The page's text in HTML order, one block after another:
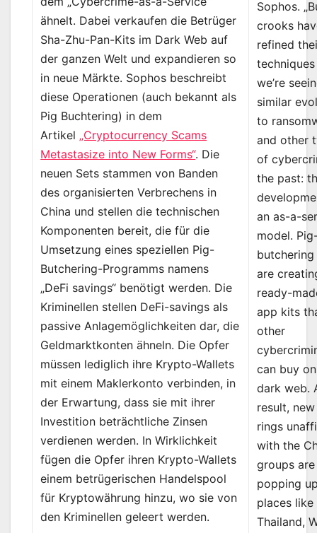
ähnelt. Dabei verkaufen die Betrüger
Sha-Zhu-Pan-Kits im Dark Web auf
der ganzen Welt und expandieren so
in neue Märkte. Sophos beschreibt
diese Operationen (auch bekannt als
Pig Buchtering) in dem
Artikel „Cryptocurrency Scams
Metastasize into New Forms“. Die
neuen Sets stammen von Banden
des organisierten Verbrechens in
China und stellen die technischen
Komponenten bereit, die für die
Umsetzung eines speziellen Pig-
Butchering-Programms namens
„DeFi savings“ benötigt werden. Die
Kriminellen stellen DeFi-savings als
passive Anlagemöglichkeiten dar, die
Geldmarktkonten ähneln. Die Opfer
müssen lediglich ihre Krypto-Wallets
mit einem Maklerkonto verbinden, in
der Erwartung, dass sie mit ihrer
Investition beträchtliche Zinsen
verdienen werden. In Wirklichkeit
fügen die Opfer ihren Krypto-Wallets
einem betrügerischen Handelspool
für Kryptowährung hinzu, wo sie von
den Kriminellen geleert werden.
Sophos.
crooks
refined
we’re
similar
to
and other
of
the past:
an as-a-
model.
are
ready-
app kits
other
can buy
dark web.
result,
rings
with the
groups are
popping
places like
Thailand,